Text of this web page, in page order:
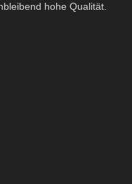
hohe Qualität.